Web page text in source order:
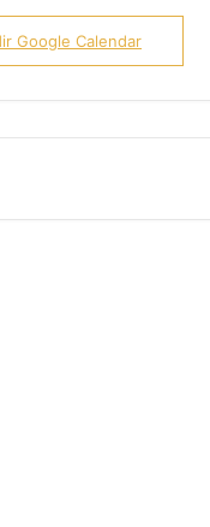
Google Calendar